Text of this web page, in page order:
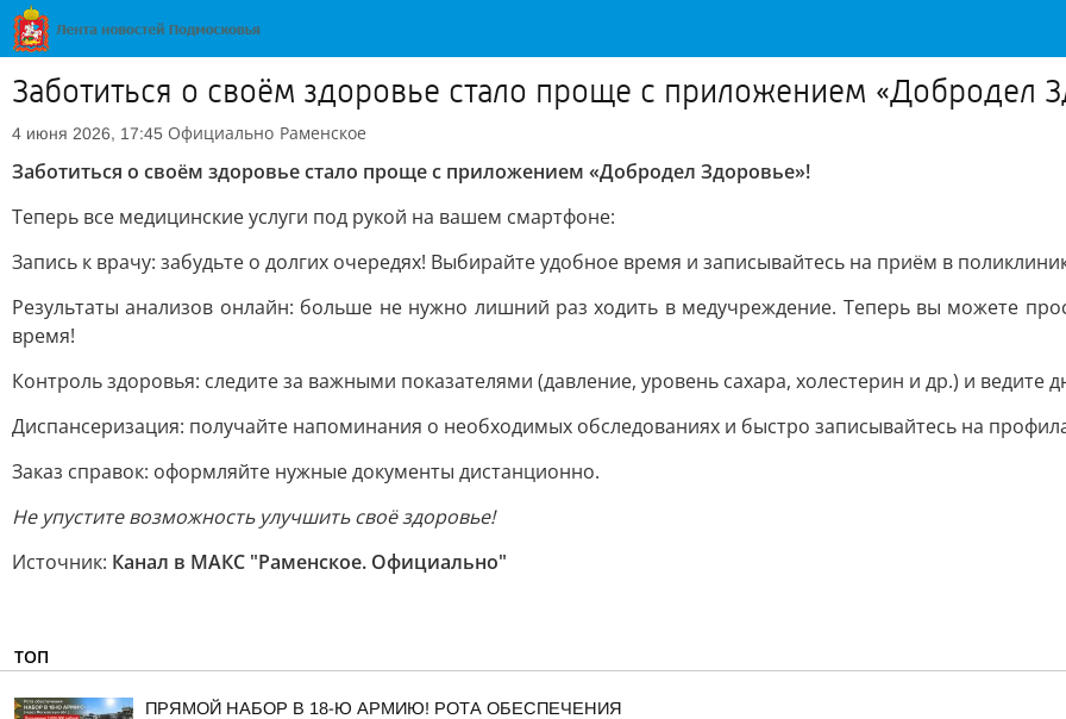
Заботиться о своём здоровье стало проще с приложением «Добродел
4 июня 2026, 17:45 Официально Раменское
Заботиться о своём здоровье стало проще с приложением «Добродел Здоровье»!
Теперь все медицинские услуги под рукой на вашем смартфоне:
Запись к врачу: забудьте о долгих очередях! Выбирайте удобное время и записывайтесь на приём в
Результаты анализов онлайн: больше не нужно лишний раз ходить в медучреждение. Теперь вы можете
время!
Контроль здоровья: следите за важными показателями (давление, уровень сахара, холестерин и др.) и ведите
Диспансеризация: получайте напоминания о необходимых обследованиях и быстро записывайтесь на
Заказ справок: оформляйте нужные документы дистанционно.
Не упустите возможность улучшить своё здоровье!
Источник: Канал в МАКС "Раменское. Официально"
ТОП
ПРЯМОЙ НАБОР В 18-Ю АРМИЮ! РОТА ОБЕСПЕЧЕНИЯ